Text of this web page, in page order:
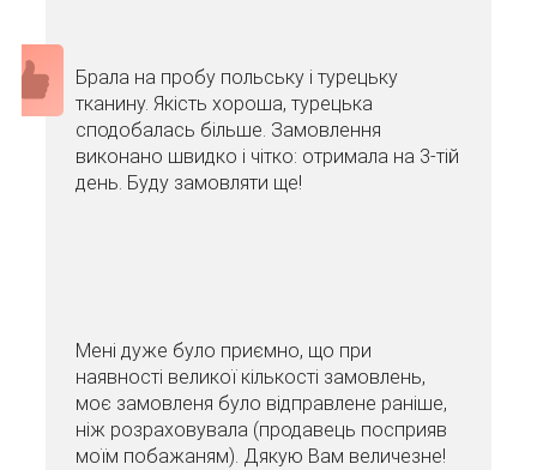
Брала на пробу польську і турецьку
тканину. Якість хороша, турецька
сподобалась більше. Замовлення
виконано швидко і чітко: отримала на 3-тій
день. Буду замовляти ще!
Мені дуже було приємно, що при
наявності великої кількості замовлень,
моє замовленя було відправлене раніше,
ніж розраховувала (продавець посприяв
моїм побажаням). Дякую Вам величезне!